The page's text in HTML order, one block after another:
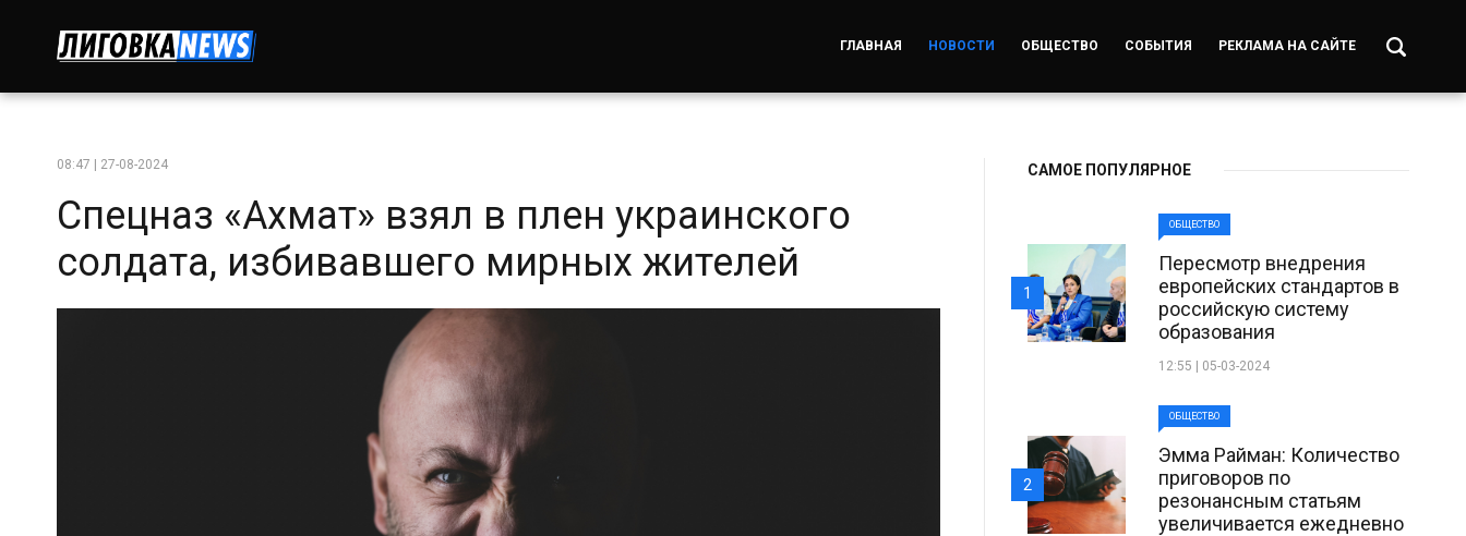
ГЛАВНАЯ НОВОСТИ ОБЩЕСТВО СОБЫТИЯ РЕКЛАМА НА САЙТЕ
08:47 | 27-08-2024
Спецназ «Ахмат» взял в плен украинского
солдата, избивавшего мирных жителей
САМОЕ ПОПУЛЯРНОЕ
ОБЩЕСТВО
Пересмотр внедрения
европейских стандартов в
российскую систему
образования
12:55 | 05-03-2024
1
ОБЩЕСТВО
Эмма Райман: Количество
приговоров по
резонансным статьям
увеличивается ежедневно
2